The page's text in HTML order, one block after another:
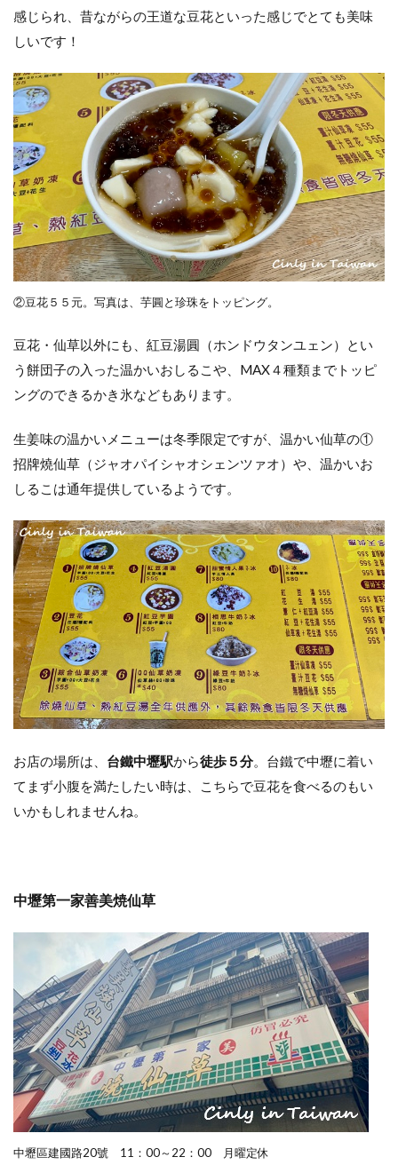
感じられ、昔ながらの王道な豆花といった感じでとても美味
しいです！
②豆花５５元。写真は、芋圓と珍珠をトッピング。
豆花・仙草以外にも、紅豆湯圓（ホンドウタンユェン）とい
う餅団子の入った温かいおしるこや、MAX４種類までトッピ
ングのできるかき氷などもあります。
生姜味の温かいメニューは冬季限定ですが、温かい仙草の①
招牌燒仙草（ジャオパイシャオシェンツァオ）や、温かいお
しるこは通年提供しているようです。
お店の場所は、 台鐵中壢駅から徒歩５分。台鐵で中壢に着い
てまず小腹を満たしたい時は、こちらで豆花を食べるのもい
いかもしれませんね。
中壢第一家善美焼仙草
中壢區建國路20號 11：00～22：00 月曜定休